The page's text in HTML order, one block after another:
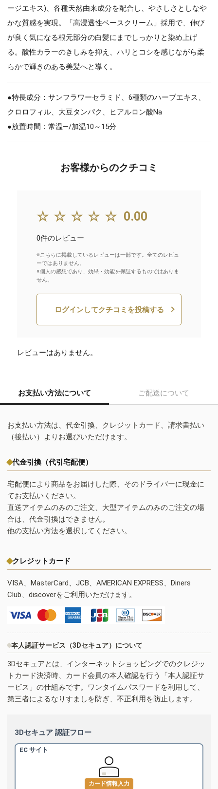
ージエキス)、各種天然由来成分を配合し、やさしさとしなや
かな質感を実現。「高浸透性ベースクリーム」採用で、伸び
が良く気になる根元部分の白髪にまでしっかりと染め上げ
る。酸性カラーのきしみを抑え、ハリとコシを感じながら柔
らかで輝きのある美髪へと導く。
●特長成分：サンフラワーセラミド、6種類のハーブエキス、
クロロフィル、大豆タンパク、ヒアルロン酸Na
●放置時間：常温―/加温10～15分
お客様からのクチコミ
☆☆☆☆☆ 0.00
0件のレビュー
※こちらに掲載しているレビューは一部です。全てのレビュ
ーではありません。
※個人の感想であり、効果・効能を保証するものではありま
せん。
ログインしてクチコミを投稿する
レビューはありません。
お支払い方法について ご配送について
お支払い方法は、代金引換、クレジットカード、請求書払い
（後払い）よりお選びいただけます。
代金引換（代引宅配便）
宅配便により商品をお届けした際、そのドライバーに現金に
てお支払いください。
直送アイテムのみのご注文、大型アイテムのみのご注文の場
合は、代金引換はできません。
他の支払い方法を選択してください。
クレジットカード
VISA、MasterCard、JCB、AMERICAN EXPRESS、Diners
Club、discoverをご利用いただけます。
本人認証サービス（3Dセキュア）について
3Dセキュアとは、インターネットショッピングでのクレジッ
トカード決済時、カード会員の本人確認を行う「本人認証サ
ービス」の仕組みです。ワンタイムパスワードを利用して、
第三者によるなりすましを防ぎ、不正利用を防止します。
3Dセキュア 認証フロー
EC サイト
カード情報入力